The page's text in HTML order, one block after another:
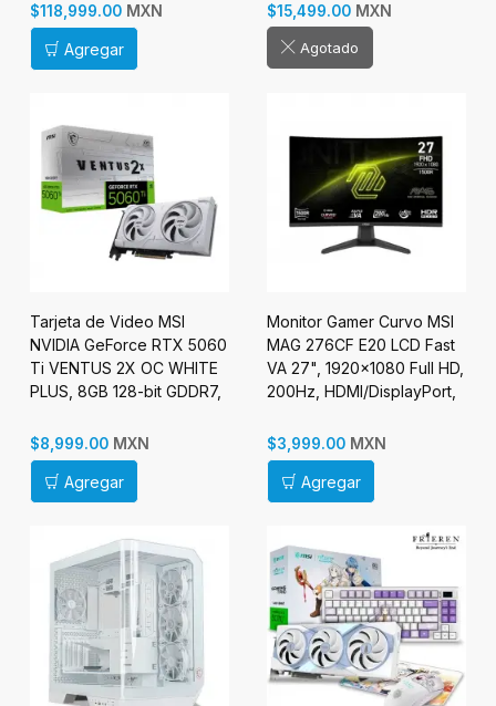
$118,999.00 MXN
Agregar
$15,499.00 MXN
Agotado
Tarjeta de Video MSI
NVIDIA GeForce RTX 5060
Ti VENTUS 2X OC WHITE
PLUS, 8GB 128-bit GDDR7,
$8,999.00 MXN
Agregar
Monitor Gamer Curvo MSI
MAG 276CF E20 LCD Fast
VA 27", 1920x1080 Full HD,
200Hz, HDMI/DisplayPort,
$3,999.00 MXN
Agregar